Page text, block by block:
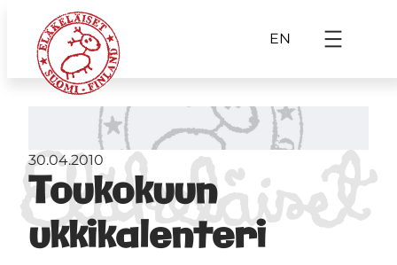
EN
Toukokuun
ukkikalenteri
30.04.2010